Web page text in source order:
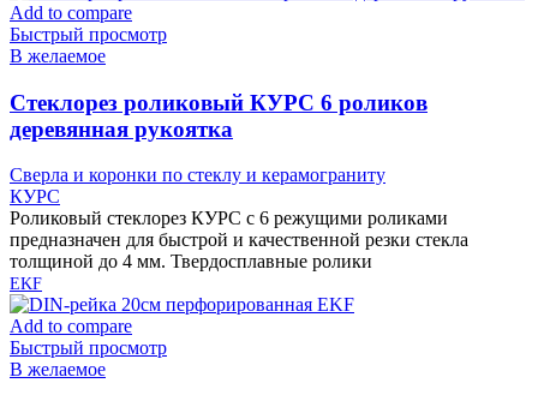
Add to compare
Быстрый просмотр
В желаемое
Cтеклорез роликовый КУРС 6 роликов
деревянная рукоятка
Сверла и коронки по стеклу и керамограниту
КУРС
Роликовый стеклорез КУРС с 6 режущими роликами
предназначен для быстрой и качественной резки стекла
толщиной до 4 мм. Твердосплавные ролики
EKF
Add to compare
Быстрый просмотр
В желаемое